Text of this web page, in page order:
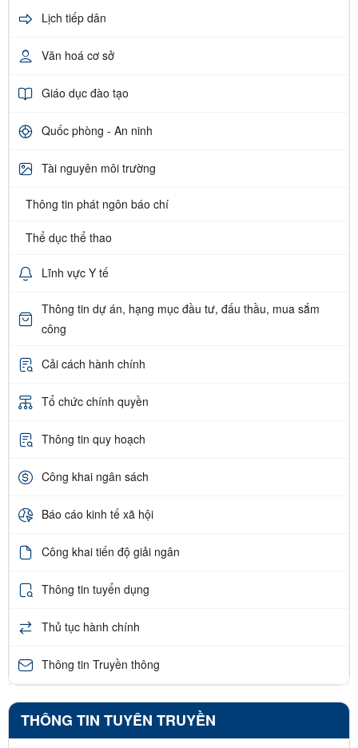
Lịch tiếp dân
Văn hoá cơ sở
Giáo dục đào tạo
Quốc phòng - An ninh
Tài nguyên môi trường
Thông tin phát ngôn báo chí
Thể dục thể thao
Lĩnh vực Y tế
Thông tin dự án, hạng mục đầu tư, đấu thầu, mua sắm
công
Cải cách hành chính
Tổ chức chính quyền
Thông tin quy hoạch
Công khai ngân sách
Báo cáo kinh tế xã hội
Công khai tiến độ giải ngân
Thông tin tuyển dụng
Thủ tục hành chính
Thông tin Truyền thông
THÔNG TIN TUYÊN TRUYỀN